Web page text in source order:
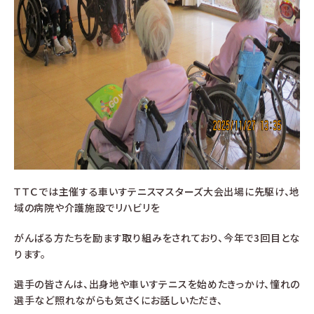
ＴＴＣでは主催する車いすテニスマスターズ大会出場に先駆け、地
域の病院や介護施設でリハビリを
がんばる方たちを励ます取り組みをされており、今年で3回目とな
ります。
選手の皆さんは、出身地や車いすテニスを始めたきっかけ、憧れの
選手など照れながらも気さくにお話しいただき、